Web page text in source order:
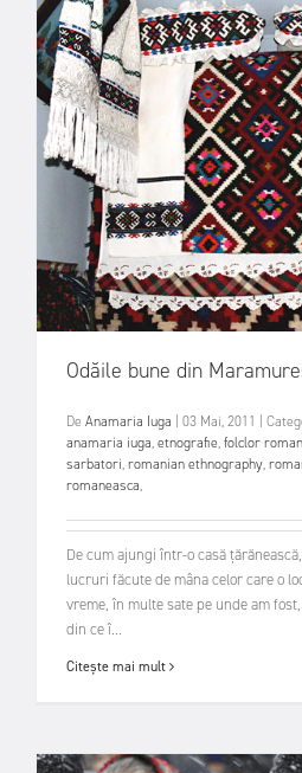
Odăile bune din
De Anamaria Iuga 03 Mai, 2011
anamaria iuga,etnografie,folclor
sarbatori,romanian ethnography,
romaneasca,
De cum ajungi într-o casă
lucruri făcute de mâna celor care o
vreme, în multe sate pe unde am
din ce î...
Citește mai mult